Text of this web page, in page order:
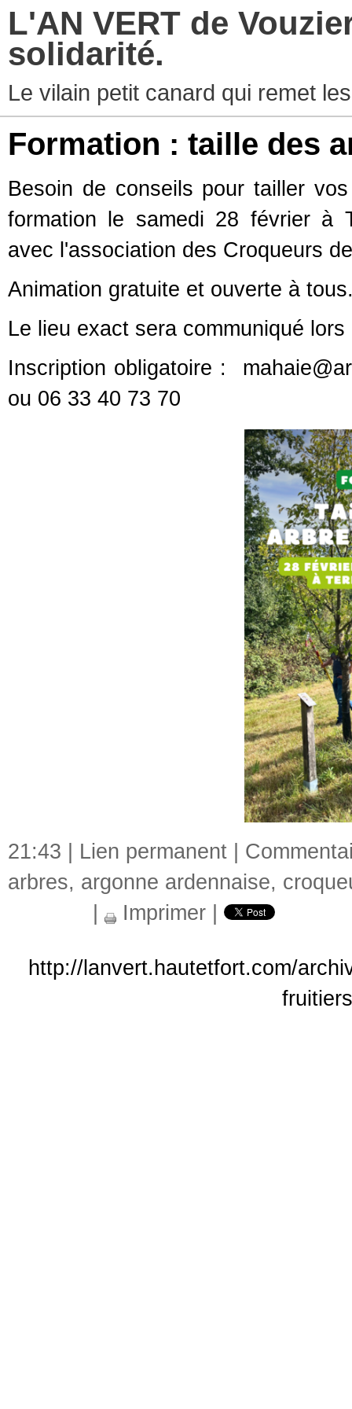
L'AN VERT de
solidarité.
Le vilain petit canard qui remet
Formation : taille des
​Besoin de conseils pour tailler
formation le samedi 28 février à
avec l'association des Croqueurs
Animation gratuite et ouverte à
Le lieu exact sera communiqué
Inscription obligatoire :
ou 06 33 40 73 70
21:43 | Lien permanent
arbres, argonne ardennaise,
Imprimer
http://lanvert.hautetfort.com/